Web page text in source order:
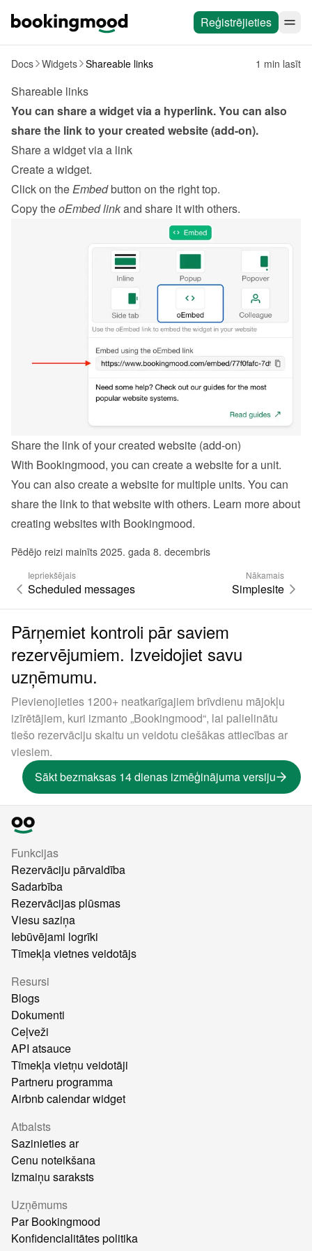
Reģistrējieties
Docs Widgets Shareable links 1 min lasīt
Shareable links
You can share a widget via a hyperlink. You can also
share the link to your created website (add-on).
Share a widget via a link
Create a widget.
Click on the Embed button on the right top.
Copy the oEmbed link and share it with others.
Share the link of your created website (add-on)
With Bookingmood, you can create a website for a unit.
You can also create a website for multiple units. You can
creating websites with Bookingmood.
Pēdējo reizi mainīts 2025. gada 8. decembris
Iepriekšējais
Scheduled messages
Nākamais
Simplesite
Pārņemiet kontroli pār saviem
rezervējumiem. Izveidojiet savu
uzņēmumu.
Pievienojieties 1200+ neatkarīgajiem brīvdienu mājokļu
izīrētājiem, kuri izmanto „Bookingmood“, lai palielinātu
tiešo rezervāciju skaitu un veidotu ciešākas attiecības ar
viesiem.
Sākt bezmaksas 14 dienas izmēģinājuma versiju
Funkcijas
Rezervāciju pārvaldība
Sadarbība
Rezervācijas plūsmas
Viesu saziņa
Iebūvējami logrīki
Tīmekļa vietnes veidotājs
Resursi
Blogs
Dokumenti
Ceļveži
API atsauce
Tīmekļa vietņu veidotāji
Partneru programma
Airbnb calendar widget
Atbalsts
Sazinieties ar
Cenu noteikšana
Izmaiņu saraksts
Uzņēmums
Par Bookingmood
Konfidencialitātes politika